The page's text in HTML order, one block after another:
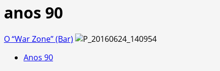
anos 90
O “War Zone” (Bar)
Anos 90